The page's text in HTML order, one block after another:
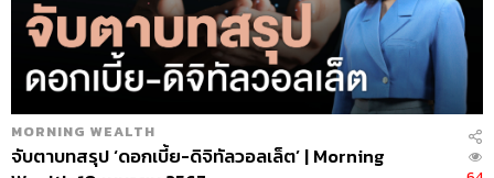
MORNING WEALTH
จับตาบทสรุป ‘ดอกเบี้ย-ดิจิทัลวอลเล็ต’ | Morning